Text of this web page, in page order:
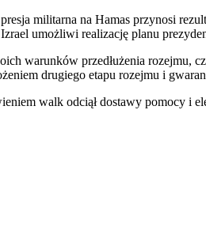
militarna na Hamas przynosi
umożliwi realizację planu
warunków przedłużenia
drugiego etapu rozejmu i
walk odciął dostawy pomocy i